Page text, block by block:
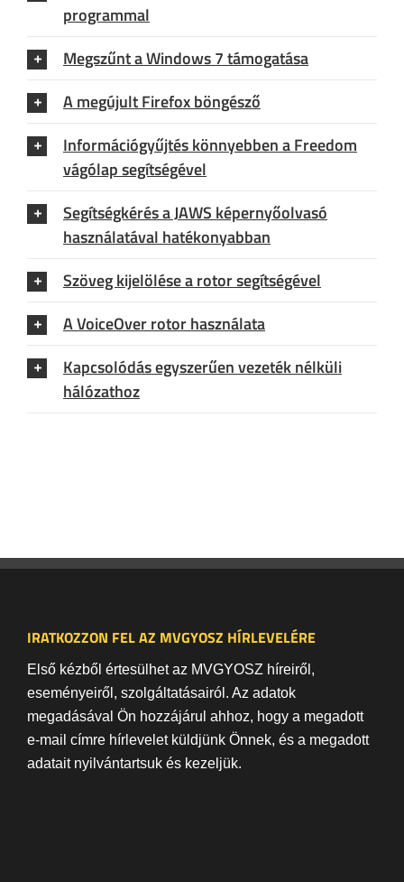
programmal
Megszűnt a Windows 7 támogatása
A megújult Firefox böngésző
Információgyűjtés könnyebben a Freedom
vágólap segítségével
Segítségkérés a JAWS képernyőolvasó
használatával hatékonyabban
Szöveg kijelölése a rotor segítségével
A VoiceOver rotor használata
Kapcsolódás egyszerűen vezeték nélküli
hálózathoz
IRATKOZZON FEL AZ MVGYOSZ HÍRLEVELÉRE
Első kézből értesülhet az MVGYOSZ híreiről,
eseményeiről, szolgáltatásairól. Az adatok
megadásával Ön hozzájárul ahhoz, hogy a megadott
e-mail címre hírlevelet küldjünk Önnek, és a megadott
adatait nyilvántartsuk és kezeljük.